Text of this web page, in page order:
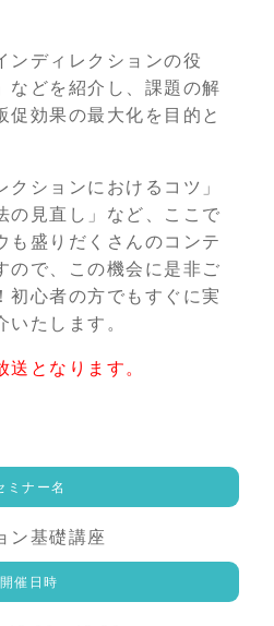
ンディレクションの役
などを紹介し、課題の解
促効果の最大化を目的と
クションにおけるコツ」
の見直し」など、ここで
も盛りだくさんのコンテ
ので、この機会に是非ご
初心者の方でもすぐに実
いたします。
となります。
ミナー名
ン基礎講座
開催日時